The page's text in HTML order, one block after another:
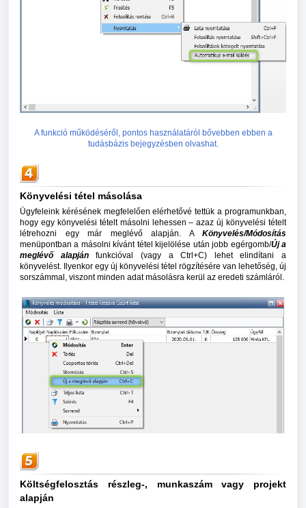
A funkció működéséről, pontos használatáról bővebben ebben a
tudásbázis bejegyzésben olvashat.
Könyvelési tétel másolása
Ügyfeleink kérésének megfelelően elérhetővé tettük a programunkban,
hogy egy könyvelési tételt másolni lehessen – azaz új könyvelési tételt
létrehozni egy már meglévő alapján. A Könyvelés/Módosítás
menüpontban a másolni kívánt tétel kijelölése után jobb egérgomb/Új a
meglévő alapjánfunkcióval (vagy a Ctrl+C) lehet elindítani a
könyvelést. Ilyenkor egy új könyvelési tétel rögzítésére van lehetőség, új
sorszámmal, viszont minden adat másolásra kerül az eredeti számláról.
Költségfelosztás részleg-, munkaszám vagy projekt
alapján